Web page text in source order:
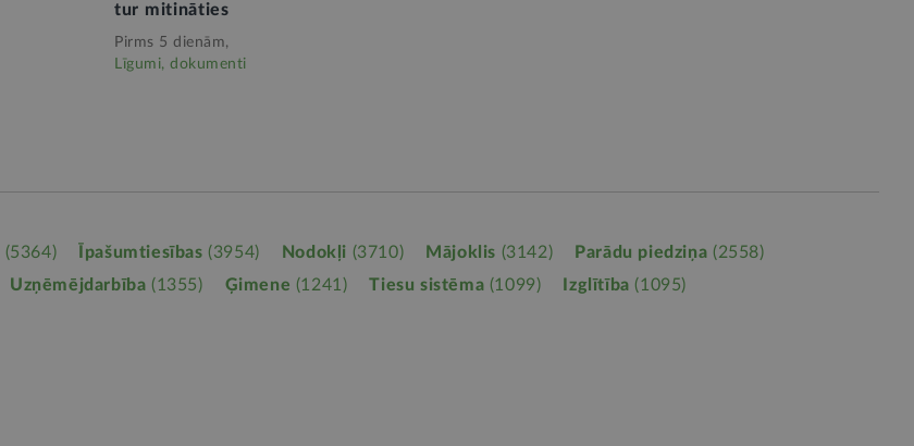
tur mitināties
Pirms 5 dienām,
Līgumi, dokumenti
(5364) Īpašumtiesības (3954) Nodokļi (3710) Mājoklis (3142) Parādu piedziņa (2558)
Uzņēmējdarbība (1355) Ģimene (1241) Tiesu sistēma (1099) Izglītība (1095)